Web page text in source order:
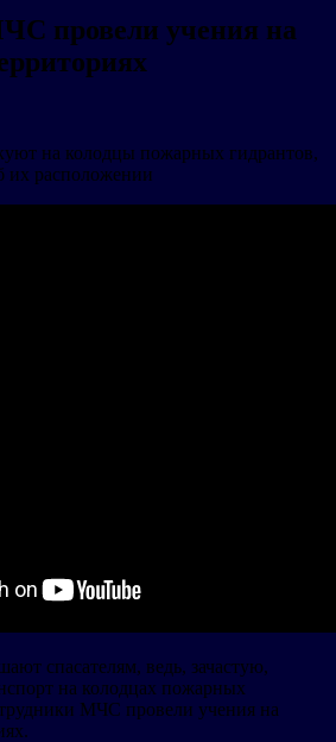
провели учения на
на колодцы пожарных гидрантов,
их расположении
спасателям, ведь, зачастую,
на колодцах пожарных
МЧС провели учения на